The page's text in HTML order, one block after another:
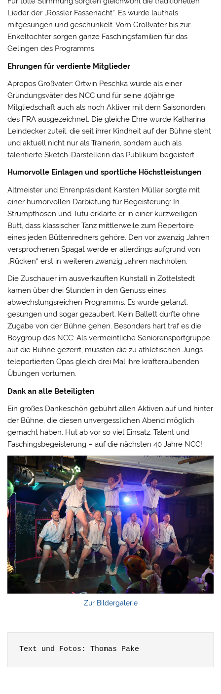
Lieder der „Rossler Fassenacht“. Es wurde lauthals
mitgesungen und geschunkelt. Vom Großvater bis zur
Enkeltochter sorgen ganze Faschingsfamilien für das
Gelingen des Programms.
Ehrungen für verdiente Mitglieder
Apropos Großvater: Ortwin Peschka wurde als einer
Gründungsväter des NCC und für seine 40jährige
Mitgliedschaft auch als noch Aktiver mit dem Saisonorden
des FRA ausgezeichnet. Die gleiche Ehre wurde Katharina
Leindecker zuteil, die seit ihrer Kindheit auf der Bühne steht
und aktuell nicht nur als Trainerin, sondern auch als
talentierte Sketch-Darstellerin das Publikum begeistert.
Humorvolle Einlagen und sportliche Höchstleistungen
Altmeister und Ehrenpräsident Karsten Müller sorgte mit
einer humorvollen Darbietung für Begeisterung: In
Strumpfhosen und Tutu erklärte er in einer kurzweiligen
Bütt, dass klassischer Tanz mittlerweile zum Repertoire
eines jeden Büttenredners gehöre. Den vor zwanzig Jahren
versprochenen Spagat werde er allerdings aufgrund von
„Rücken“ erst in weiteren zwanzig Jahren nachholen.
Die Zuschauer im ausverkauften Kuhstall in Zottelstedt
kamen über drei Stunden in den Genuss eines
abwechslungsreichen Programms. Es wurde getanzt,
gesungen und sogar gezaubert. Kein Ballett durfte ohne
Zugabe von der Bühne gehen. Besonders hart traf es die
Boygroup des NCC: Als vermeintliche Seniorensportgruppe
auf die Bühne gezerrt, mussten die zu athletischen Jungs
teleportierten Opas gleich drei Mal ihre kräfteraubenden
Übungen vorturnen.
Dank an alle Beteiligten
Ein großes Dankeschön gebührt allen Aktiven auf und hinter
der Bühne, die diesen unvergesslichen Abend möglich
gemacht haben. Hut ab vor so viel Einsatz, Talent und
Faschingsbegeisterung – auf die nächsten 40 Jahre NCC!
Zur Bildergalerie
Text und Fotos: Thomas Pake